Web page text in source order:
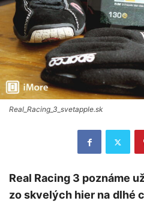
Real_Racing_3_svetapple.sk
Real Racing 3 poznáme
zo skvelých hier na dlhé